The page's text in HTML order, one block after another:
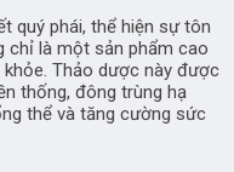
quý phái, thể hiện sự tôn
chỉ là một sản phẩm cao
Thảo dược này được
thống, đông trùng hạ
thể và tăng cường sức